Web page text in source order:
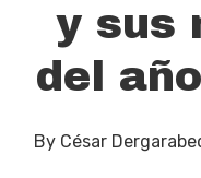
y sus
del
By César